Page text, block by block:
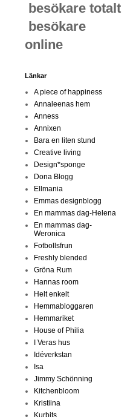
besökare totalt
besökare
online
Länkar
A piece of happiness
Annaleenas hem
Anness
Annixen
Bara en liten stund
Creative living
Design*sponge
Dona Blogg
Ellmania
Emmas designblogg
En mammas dag-Helena
En mammas dag-
Weronica
Fotbollsfrun
Freshly blended
Gröna Rum
Hannas room
Helt enkelt
Hemmabloggaren
Hemmariket
House of Philia
I Veras hus
Idéverkstan
Isa
Jimmy Schönning
Kitchenbloom
Kristiina
Kurbits